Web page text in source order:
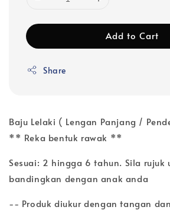
Add to Cart
Share
Baju Lelaki ( Lengan Panjang /
** Reka bentuk rawak **
Sesuai: 2 hingga 6 tahun. Sila rujuk
bandingkan dengan anak anda
-- Produk diukur dengan tangan